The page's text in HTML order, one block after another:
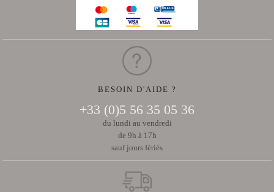
BESOIN D'AIDE ?
+33 (0)5 56 35 05 36
du lundi au vendredi
de 9h à 17h
sauf jours fériés